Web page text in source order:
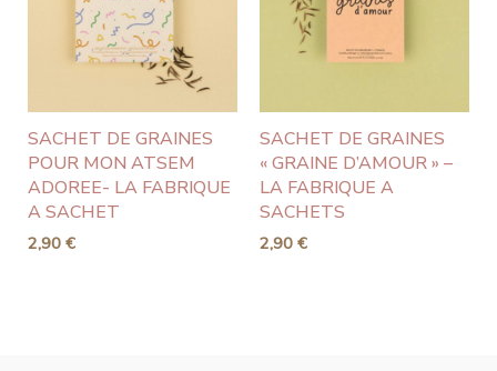
SACHET DE GRAINES
POUR MON ATSEM
ADOREE- LA FABRIQUE
A SACHET
2,90 €
SACHET DE GRAINES
« GRAINE D’AMOUR » –
LA FABRIQUE A
SACHETS
2,90 €